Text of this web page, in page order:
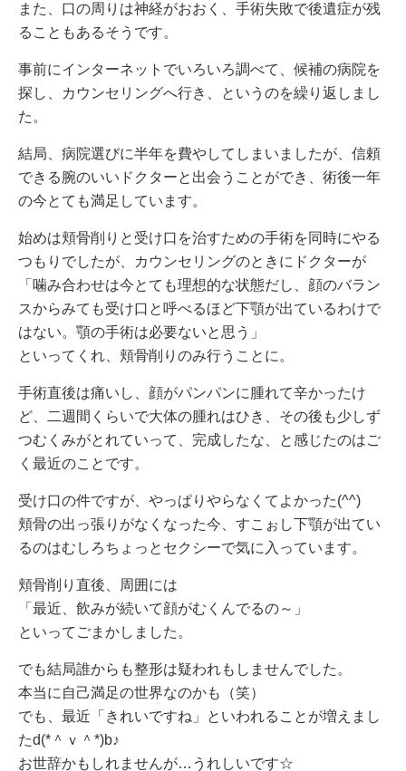
また、口の周りは神経がおおく、手術失敗で後遺症が残
ることもあるそうです。
事前にインターネットでいろいろ調べて、候補の病院を
探し、カウンセリングへ行き、というのを繰り返しまし
た。
結局、病院選びに半年を費やしてしまいましたが、信頼
できる腕のいいドクターと出会うことができ、術後一年
の今とても満足しています。
始めは頬骨削りと受け口を治すための手術を同時にやる
つもりでしたが、カウンセリングのときにドクターが
「噛み合わせは今とても理想的な状態だし、顔のバラン
スからみても受け口と呼べるほど下顎が出ているわけで
はない。顎の手術は必要ないと思う」
といってくれ、頬骨削りのみ行うことに。
手術直後は痛いし、顔がパンパンに腫れて辛かったけ
ど、二週間くらいで大体の腫れはひき、その後も少しず
つむくみがとれていって、完成したな、と感じたのはご
く最近のことです。
受け口の件ですが、やっぱりやらなくてよかった(^^)
頬骨の出っ張りがなくなった今、すこぉし下顎が出てい
るのはむしろちょっとセクシーで気に入っています。
頬骨削り直後、周囲には
「最近、飲みが続いて顔がむくんでるの～」
といってごまかしました。
でも結局誰からも整形は疑われもしませんでした。
本当に自己満足の世界なのかも（笑）
でも、最近「きれいですね」といわれることが増えまし
たd(*＾ｖ＾*)b♪
お世辞かもしれませんが…うれしいです☆